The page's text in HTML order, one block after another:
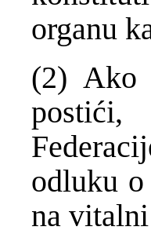
organu
(2) Ako
postići,
odluku
na